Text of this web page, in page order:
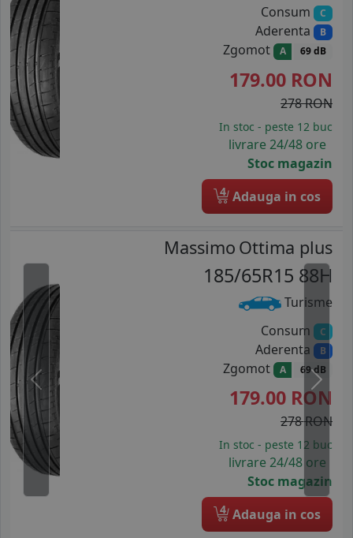
Consum C
Aderenta B
Zgomot A 69 dB
179.00 RON
278 RON
In stoc - peste 12 buc
livrare 24/48 ore
Stoc magazin
4 Adauga in cos
Massimo Ottima plus
185/65R15 88H
Turisme
Consum C
Aderenta B
Zgomot A 69 dB
179.00 RON
278 RON
In stoc - peste 12 buc
livrare 24/48 ore
Stoc magazin
4 Adauga in cos
Previous Next